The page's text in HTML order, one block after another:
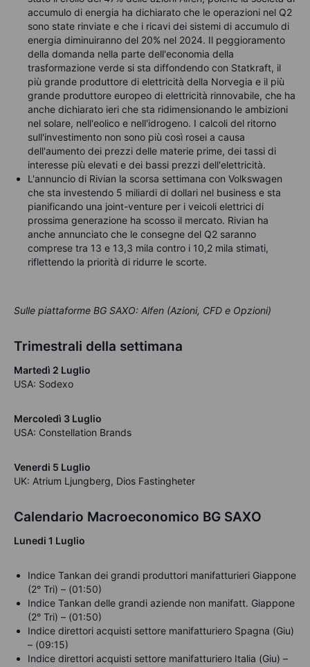
accumulo di energia ha dichiarato che le operazioni nel Q2
sono state rinviate e che i ricavi dei sistemi di accumulo di
energia diminuiranno del 20% nel 2024. Il peggioramento
della domanda nella parte dell'economia della
trasformazione verde si sta diffondendo con Statkraft, il
più grande produttore di elettricità della Norvegia e il più
grande produttore europeo di elettricità rinnovabile, che ha
anche dichiarato ieri che sta ridimensionando le ambizioni
nel solare, nell'eolico e nell'idrogeno. I calcoli del ritorno
sull'investimento non sono più così rosei a causa
dell'aumento dei prezzi delle materie prime, dei tassi di
interesse più elevati e dei bassi prezzi dell'elettricità.
L'annuncio di Rivian la scorsa settimana con Volkswagen
che sta investendo 5 miliardi di dollari nel business e sta
pianificando una joint-venture per i veicoli elettrici di
prossima generazione ha scosso il mercato. Rivian ha
anche annunciato che le consegne del Q2 saranno
comprese tra 13 e 13,3 mila contro i 10,2 mila stimati,
riflettendo la priorità di ridurre le scorte.
Sulle piattaforme BG SAXO: Alfen (Azioni, CFD e Opzioni)
Trimestrali della settimana
Martedì 2 Luglio
USA: Sodexo
Mercoledì 3 Luglio
USA: Constellation Brands
Venerdi 5 Luglio
UK: Atrium Ljungberg, Dios Fastingheter
Calendario Macroeconomico BG SAXO
Lunedi 1 Luglio
Indice Tankan dei grandi produttori manifatturieri Giappone
(2° Tri) – (01:50)
Indice Tankan delle grandi aziende non manifatt. Giappone
(2° Tri) – (01:50)
Indice direttori acquisti settore manifatturiero Spagna (Giu)
– (09:15)
Indice direttori acquisti settore manifatturiero Italia (Giu) –